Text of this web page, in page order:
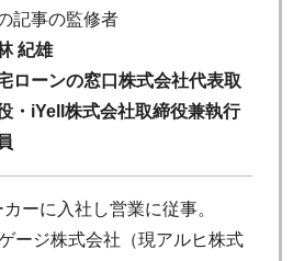
記事の監修者
紀雄
ローンの窓口株式会社代表取
・iYell株式会社取締役兼執行
ーに入社し営業に従事。
ージ株式会社（現アルヒ株式